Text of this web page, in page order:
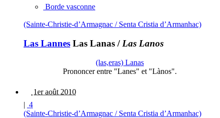
Borde vasconne
(Sainte-Christie-d’Armagnac / Senta Cristia d’Armanhac)
Las Lannes Las Lanas / Las Lanos
(las,eras) Lanas
Prononcer entre "Lanes" et "Lànos".
1er août 2010
| 4
(Sainte-Christie-d’Armagnac / Senta Cristia d’Armanhac)